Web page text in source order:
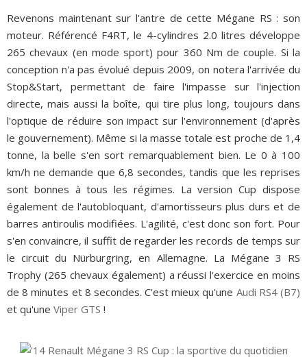
Revenons maintenant sur l'antre de cette Mégane RS : son
moteur. Référencé F4RT, le 4-cylindres 2.0 litres développe
265 chevaux (en mode sport) pour 360 Nm de couple. Si la
conception n'a pas évolué depuis 2009, on notera l'arrivée du
Stop&Start, permettant de faire l'impasse sur l'injection
directe, mais aussi la boîte, qui tire plus long, toujours dans
l'optique de réduire son impact sur l'environnement (d'après
le gouvernement). Même si la masse totale est proche de 1,4
tonne, la belle s'en sort remarquablement bien. Le 0 à 100
km/h ne demande que 6,8 secondes, tandis que les reprises
sont bonnes à tous les régimes. La version Cup dispose
également de l'autobloquant, d'amortisseurs plus durs et de
barres antiroulis modifiées. L'agilité, c'est donc son fort. Pour
s'en convaincre, il suffit de regarder les records de temps sur
le circuit du Nürburgring, en Allemagne. La Mégane 3 RS
Trophy (265 chevaux également) a réussi l'exercice en moins
de 8 minutes et 8 secondes. C'est mieux qu'une Audi RS4 (B7)
et qu'une Viper GTS !